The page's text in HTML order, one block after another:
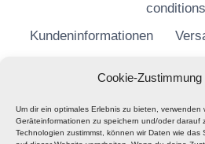
Cookie-Zustimmung
Um dir ein optimales Erlebnis zu bieten, verwenden
Geräteinformationen zu speichern und/oder darauf
Technologien zustimmst, können wir Daten wie
conditions
Kundeninformationen